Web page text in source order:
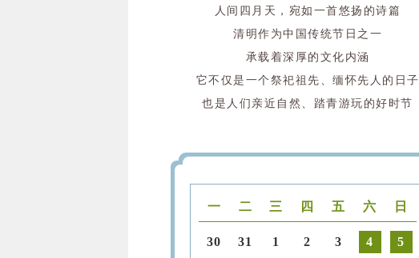
人间四月天，宛如一首悠扬的诗篇
清明作为中国传统节日之一
承载着深厚的文化内涵
它不仅是一个祭祀祖先、缅怀先人的日子
也是人们亲近自然、踏青游玩的好时节
一 二 三 四 五 六 日
30 31 1 2 3 4 5